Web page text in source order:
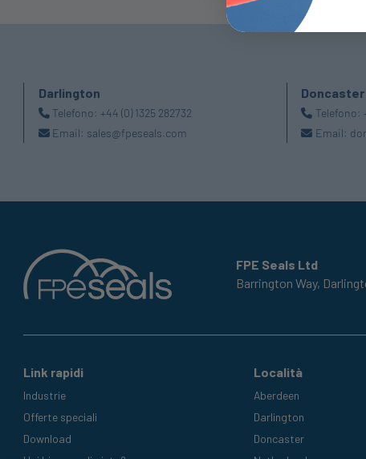
Darlington
Telefono: +44 (0) 1325 282732
Email: sales@fpeseals.com
Doncaster
Telefono:
Email:
FPE Seals Ltd
Barrington Way,
Link rapidi
Industrie
Offerte speciali
Download
Località
Aberdeen
Darlington
Doncaster